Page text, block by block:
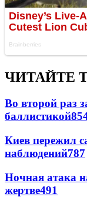
ЧИТАЙТЕ
Во второй раз
баллистикой
Киев пережил
наблюдений787
Ночная атака
жертве491